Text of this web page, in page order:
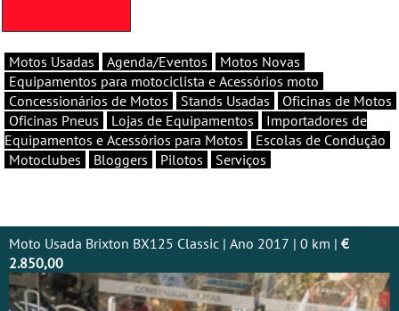
Motos Usadas Agenda/Eventos
Motos Novas
Equipamentos para motociclista e Acessórios moto
Concessionários de Motos
Stands Usadas
Oficinas de Motos
Oficinas Pneus
Lojas de Equipamentos
Importadores de
Equipamentos e Acessórios para Motos
Escolas de Condução
Motoclubes
Bloggers Pilotos Serviços
Moto Usada Brixton BX125 Classic | Ano 2017 | 0 km | €
2.850,00